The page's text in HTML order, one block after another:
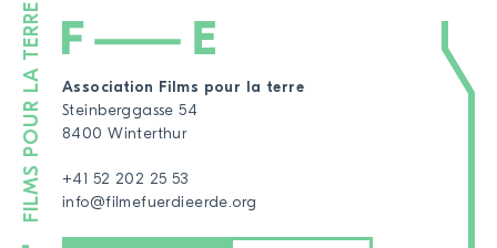
Association Films pour la terre
Steinberggasse 54
8400 Winterthur
+41 52 202 25 53
info@filmefuerdieerde.org